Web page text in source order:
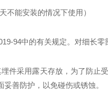
不能安装的情况下使用）
94中的有关规定。对细长
埋件采用露天存放，为了防止
善防护，以免碰伤或锈蚀。